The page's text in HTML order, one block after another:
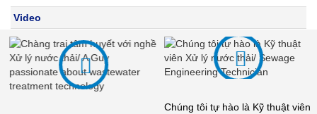
Video
Chúng tôi tự hào là Kỹ thuật viên